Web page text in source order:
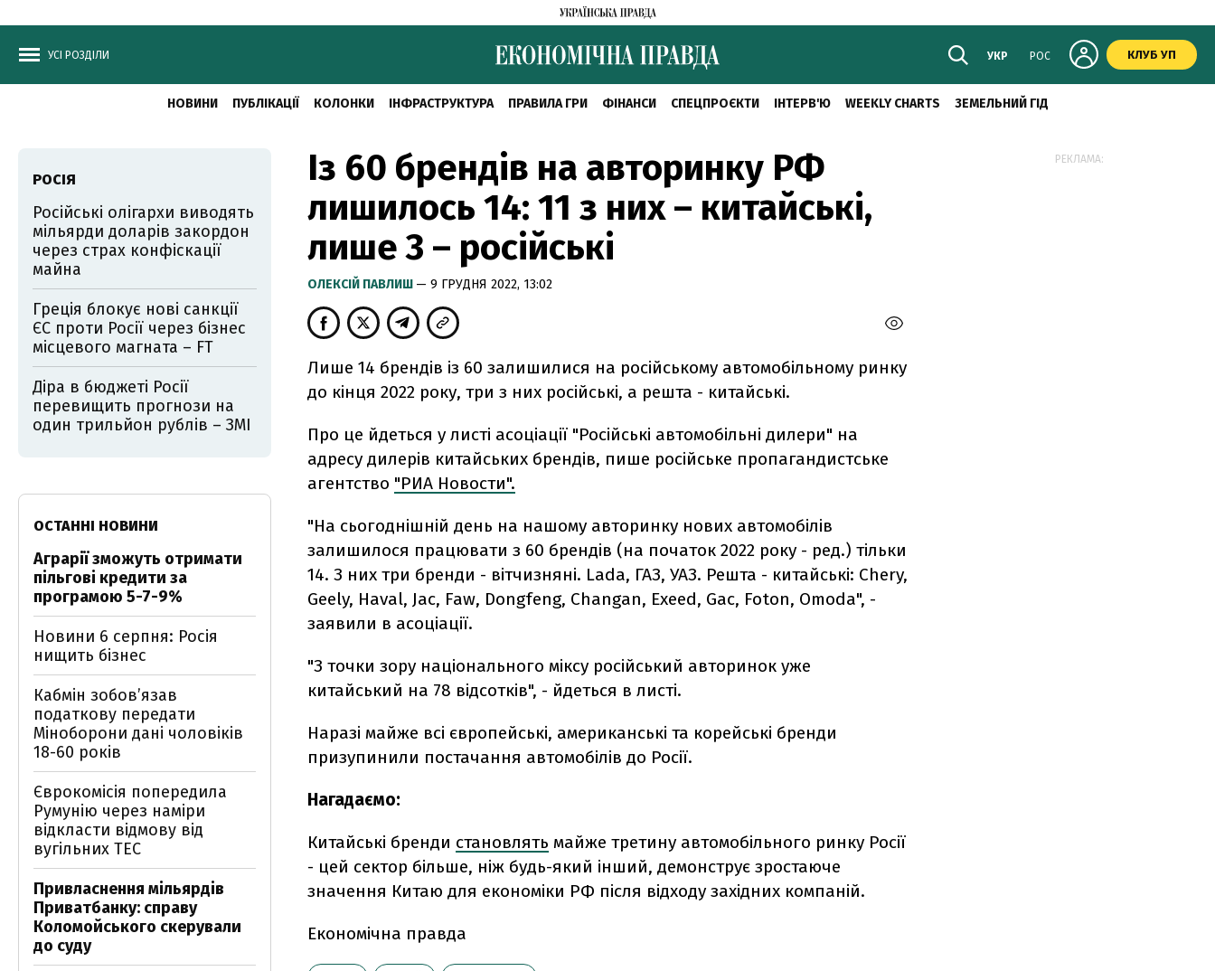
УСІ РОЗДІЛИ УКР РОС КЛУБ УП
НОВИНИ ПУБЛІКАЦІЇ КОЛОНКИ ІНФРАСТРУКТУРА ПРАВИЛА ГРИ ФІНАНСИ СПЕЦПРОЄКТИ ІНТЕРВ'Ю WEEKLY CHARTS ЗЕМЕЛЬНИЙ ГІД
Із 60 брендів на авторинку РФ
лишилось 14: 11 з них – китайські,
лише 3 – російські
ОЛЕКСІЙ ПАВЛИШ — 9 ГРУДНЯ 2022, 13:02
Лише 14 брендів із 60 залишилися на російському автомобільному ринку
до кінця 2022 року, три з них російські, а решта - китайські.
Про це йдеться у листі асоціації "Російські автомобільні дилери" на
адресу дилерів китайських брендів, пише російське пропагандистське
агентство "РИА Новости".
"На сьогоднішній день на нашому авторинку нових автомобілів
залишилося працювати з 60 брендів (на початок 2022 року - ред.) тільки
14. З них три бренди - вітчизняні. Lada, ГАЗ, УАЗ. Решта - китайські: Chery,
Geely, Haval, Jac, Faw, Dongfeng, Changan, Exeed, Gac, Foton, Omoda", -
заявили в асоціації.
"З точки зору національного міксу російський авторинок уже
китайський на 78 відсотків", - йдеться в листі.
Наразі майже всі європейські, американські та корейські бренди
призупинили постачання автомобілів до Росії.
Нагадаємо:
Китайські бренди становлять майже третину автомобільного ринку Росії
- цей сектор більше, ніж будь-який інший, демонструє зростаюче
значення Китаю для економіки РФ після відходу західних компаній.
Економічна правда
РОСІЯ
Російські олігархи виводять
мільярди доларів закордон
через страх конфіскації
майна
Греція блокує нові санкції
ЄС проти Росії через бізнес
місцевого магната – FT
Діра в бюджеті Росії
перевищить прогнози на
один трильйон рублів – ЗМІ
ОСТАННІ НОВИНИ
Аграрії зможуть отримати
пільгові кредити за
програмою 5-7-9%
Новини 6 серпня: Росія
нищить бізнес
Кабмін зобовʼязав
податкову передати
Міноборони дані чоловіків
18-60 років
Єврокомісія попередила
Румунію через наміри
відкласти відмову від
вугільних ТЕС
Привласнення мільярдів
Приватбанку: справу
Коломойського скерували
до суду
РЕКЛАМА: